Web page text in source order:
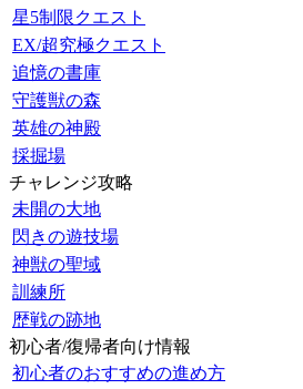
星5制限クエスト
EX/超究極クエスト
追憶の書庫
守護獣の森
英雄の神殿
採掘場
チャレンジ攻略
未開の大地
閃きの遊技場
神獣の聖域
訓練所
歴戦の跡地
初心者/復帰者向け情報
初心者のおすすめの進め方